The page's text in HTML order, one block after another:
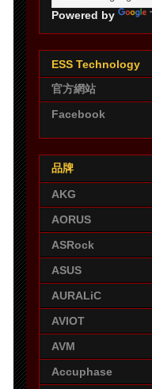
Powered by
ESS Technology
官方網站
Facebook
品牌
AKG
AORUS
ASRock
ASUS
AURALiC
AVIOT
AVM
Accuphase